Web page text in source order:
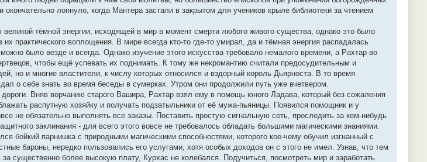
лопнуло, когда Мантера застали в закрытом для учеников крыле библиотеки за чтением
великой тёмной энергии, исходящей в мир в момент смерти любого живого существа, однако это было
практического воплощения. В мире всегда кто-то где-то умирал, да и тёмная энергия распадалась
было везде и всегда. Однако изучение этого искусства требовало немалого времени, а Рахтар во
чтобы ещё успевать их поднимать. К тому же некромантию считали предосудительным и
но и многие властители, к числу которых относился и вздорный король Дьярноста. В то время
о себе знать во время беседы в сумерках. Утром они продолжили путь уже вчетвером.
Вняв ворчанию старого Вашира, Рахтар взял ему в помощь юного Ладава, который без сожаления
распутную хозяйку и получать подзатыльники от её мужа-пьяницы. Появился помощник и у
не обязательно выполнять все заказы. Поставить простую сигнальную сеть, проследить за кем-нибудь
заклинания - для всего этого вовсе не требовалось обладать большими магическими знаниями.
бойкий парнишка с природными магическими способностями, которого кое-чему обучил изгнанный с
бароны, нередко пользовались его услугами, хотя особых доходов он с этого не имел. Узнав, что тем
существенно более высокую плату, Курхас не колебался. Подучиться, посмотреть мир и заработать